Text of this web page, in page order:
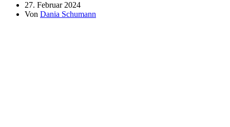
27. Februar 2024
Von Dania Schumann